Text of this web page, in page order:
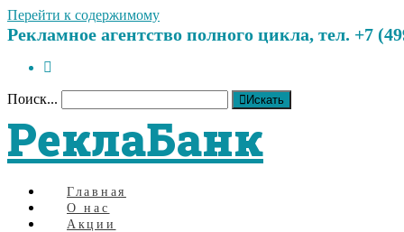
Перейти к содержимому
Рекламное агентство полного цикла, тел. +7
Поиск... Искать
РеклаБанк
Главная
О нас
Акции